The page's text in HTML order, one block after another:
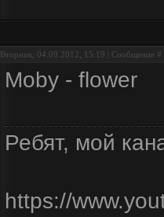
Вторник, 04.09.2012, 15:19 | Сообщение #
Moby - flower
Ребят, мой
https://